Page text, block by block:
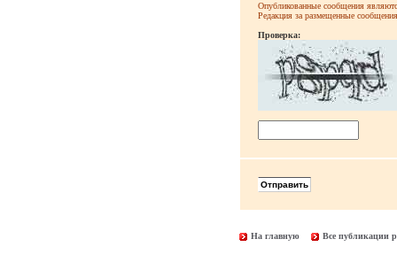
Опубликованные сообщения
Редакция за размещенные сообщения
Проверка:
На главную Все публикации